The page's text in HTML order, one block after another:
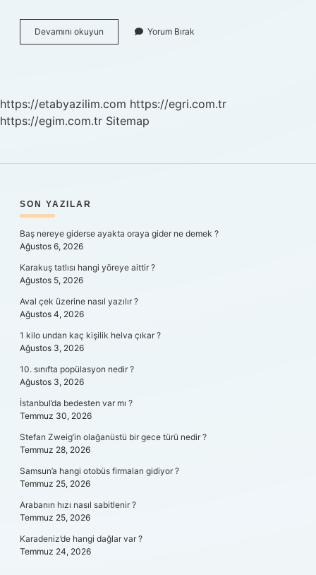
Devamını okuyun
Hangi
Yorum Bırak
https://etabyazilim.com https://egri.com.tr
https://egim.com.tr Sitemap
SIDEBAR
SON YAZILAR
Baş nereye giderse ayakta oraya gider ne demek ?
Ağustos 6, 2026
Karakuş tatlısı hangi yöreye aittir ?
Ağustos 5, 2026
Aval çek üzerine nasıl yazılır ?
Ağustos 4, 2026
1 kilo undan kaç kişilik helva çıkar ?
Ağustos 3, 2026
10. sınıfta popülasyon nedir ?
Ağustos 3, 2026
İstanbul’da bedesten var mı ?
Temmuz 30, 2026
Stefan Zweig’in olağanüstü bir gece türü nedir ?
Temmuz 28, 2026
Samsun’a hangi otobüs firmaları gidiyor ?
Temmuz 25, 2026
Arabanın hızı nasıl sabitlenir ?
Temmuz 25, 2026
Karadeniz’de hangi dağlar var ?
Temmuz 24, 2026